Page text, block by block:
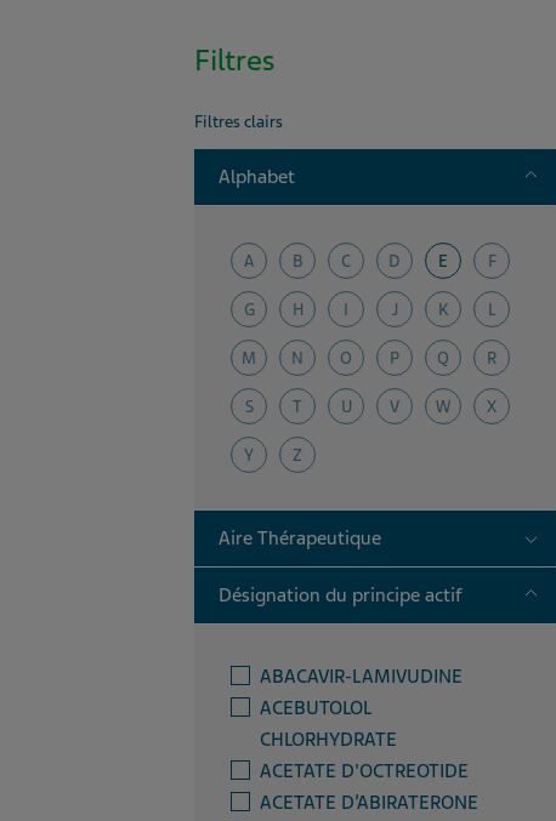
Filtres
Filtres clairs
Alphabet
A B C D E F
G H I J K L
M N O P Q R
S T U V W X
Y Z
Aire Thérapeutique
Désignation du principe actif
ABACAVIR-LAMIVUDINE
ACEBUTOLOL
CHLORHYDRATE
ACETATE D'OCTREOTIDE
ACETATE D’ABIRATERONE